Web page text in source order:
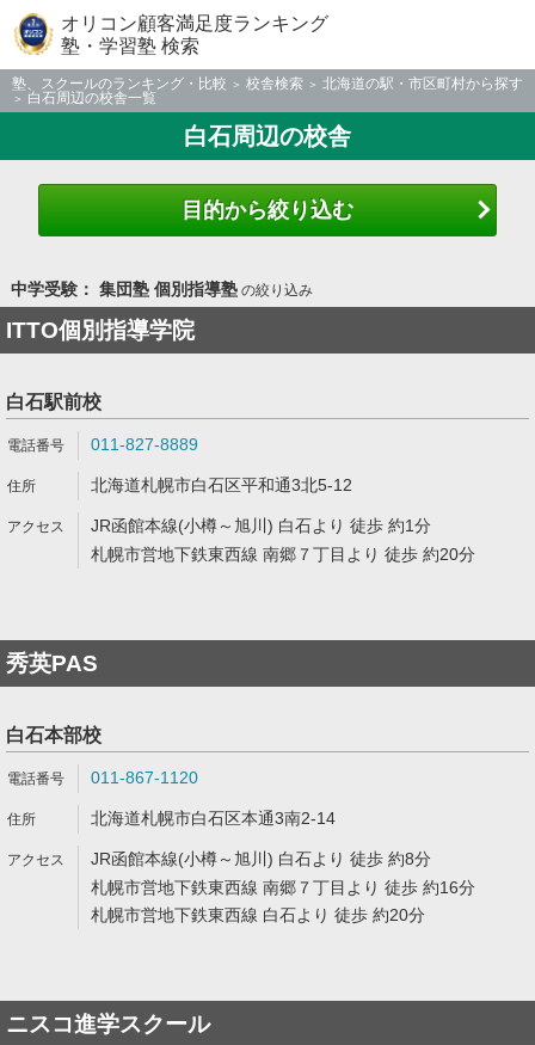
オリコン顧客満足度ランキング
塾・学習塾 検索
塾、スクールのランキング・比較 校舎検索
北海道の駅・市区町村から探す
白石周辺の校舎一覧
白石周辺の校舎
目的から絞り込む
中学受験： 集団塾 個別指導塾の絞り込み
ITTO個別指導学院
白石駅前校
011-827-8889
北海道札幌市白石区平和通3北5-12
JR函館本線(小樽～旭川) 白石より 徒歩 約1分
札幌市営地下鉄東西線 南郷７丁目より 徒歩 約20分
秀英PAS
白石本部校
011-867-1120
北海道札幌市白石区本通3南2-14
JR函館本線(小樽～旭川) 白石より 徒歩 約8分
札幌市営地下鉄東西線 南郷７丁目より 徒歩 約16分
札幌市営地下鉄東西線 白石より 徒歩 約20分
ニスコ進学スクール